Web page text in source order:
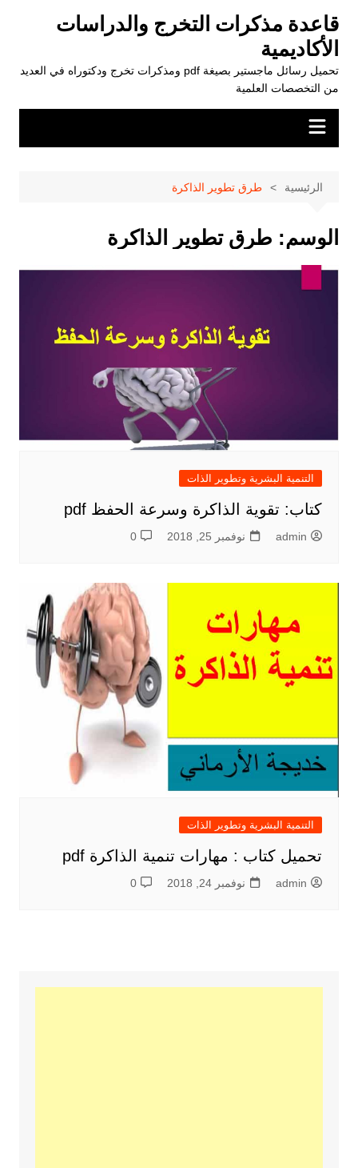
المحتوى
قاعدة مذكرات التخرج والدراسات
الأكاديمية
تحميل رسائل ماجستير بصيغة pdf ومذكرات تخرج ودكتوراه في العديد
من التخصصات العلمية
الرئيسية طرق تطوير الذاكرة
الوسم: طرق تطوير الذاكرة
التنمية البشرية وتطوير الذات
كتاب: تقوية الذاكرة وسرعة الحفظ pdf
admin نوفمبر 25, 2018 0
التنمية البشرية وتطوير الذات
تحميل كتاب : مهارات تنمية الذاكرة pdf
admin نوفمبر 24, 2018 0